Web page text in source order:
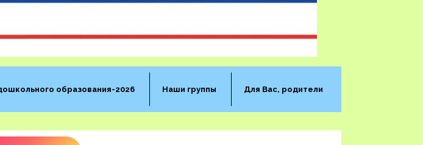
образования-2026 Наши группы Для Вас, родители